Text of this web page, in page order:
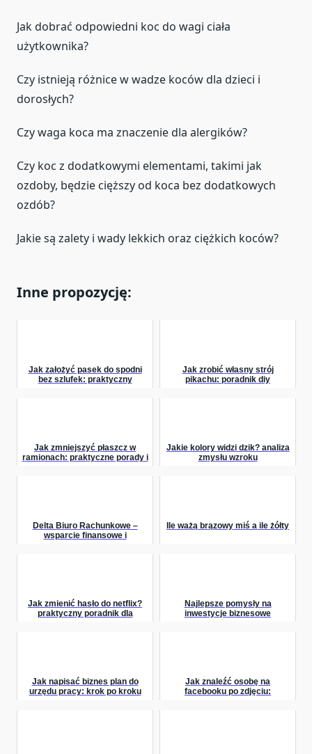
Jak dobrać odpowiedni koc do wagi ciała
użytkownika?
Czy istnieją różnice w wadze koców dla dzieci i
dorosłych?
Czy waga koca ma znaczenie dla alergików?
Czy koc z dodatkowymi elementami, takimi jak
ozdoby, będzie cięższy od koca bez dodatkowych
ozdób?
Jakie są zalety i wady lekkich oraz ciężkich koców?
Inne propozycję:
Jak założyć pasek do spodni
bez szlufek: praktyczny
Jak zrobić własny strój
pikachu: poradnik diy
Jak zmniejszyć płaszcz w
ramionach: praktyczne porady i
Jakie kolory widzi dzik? analiza
zmysłu wzroku
Delta Biuro Rachunkowe –
wsparcie finansowe i
Ile ważą brązowy miś a ile żółty
Jak zmienić hasło do netflix?
praktyczny poradnik dla
Najlepsze pomysły na
inwestycje biznesowe
Jak napisać biznes plan do
urzędu pracy: krok po kroku
Jak znaleźć osobę na
facebooku po zdjęciu: